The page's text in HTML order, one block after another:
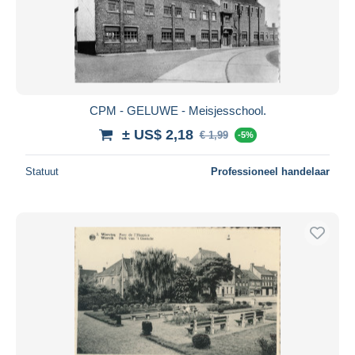
CPM - GELUWE - Meisjesschool.
± US$ 2,18 € 1,99 -5%
Statuut Professioneel handelaar